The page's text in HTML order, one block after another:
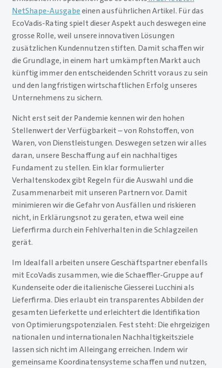
NetShape-Ausgabeeinen ausführlichen Artikel. Für das
EcoVadis-Rating spielt dieser Aspekt auch deswegen eine
grosse Rolle, weil unsere innovativen Lösungen
zusätzlichen Kundennutzen stiften. Damit schaffen wir
die Grundlage, in einem hart umkämpften Markt auch
künftig immer den entscheidenden Schritt voraus zu sein
und den langfristigen wirtschaftlichen Erfolg unseres
Unternehmens zu sichern.
Nicht erst seit der Pandemie kennen wir den hohen
Stellenwert der Verfügbarkeit – von Rohstoffen, von
Waren, von Dienstleistungen. Deswegen setzen wir alles
daran, unsere Beschaffung auf ein nachhaltiges
Fundament zu stellen. Ein klar formulierter
Verhaltenskodex gibt Regeln für die Auswahl und die
Zusammenarbeit mit unseren Partnern vor. Damit
minimieren wir die Gefahr von Ausfällen und riskieren
nicht, in Erklärungsnot zu geraten, etwa weil eine
Lieferfirma durch ein Fehlverhalten in die Schlagzeilen
gerät.
Im Idealfall arbeiten unsere Geschäftspartner ebenfalls
mit EcoVadis zusammen, wie die Schaeffler-Gruppe auf
Kundenseite oder die italienische Giesserei Lucchini als
Lieferfirma. Dies erlaubt ein transparentes Abbilden der
gesamten Lieferkette und erleichtert die Identifikation
von Optimierungspotenzialen. Fest steht: Die ehrgeizigen
nationalen und internationalen Nachhaltigkeitsziele
lassen sich nicht im Alleingang erreichen. Indem wir
gemeinsame Koordinatensysteme schaffen und nutzen,